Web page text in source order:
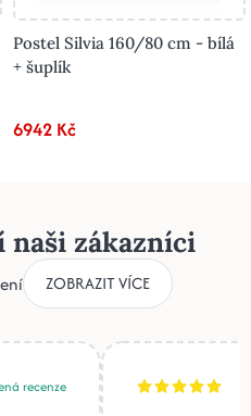
Postel Silvia 160/80 cm - bílá
+ šuplík
6942 Kč
naši zákazníci
ZOBRAZIT VÍCE
recenze